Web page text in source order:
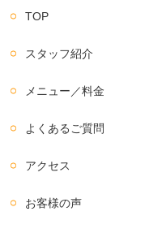
TOP
スタッフ紹介
メニュー／料金
よくあるご質問
アクセス
お客様の声